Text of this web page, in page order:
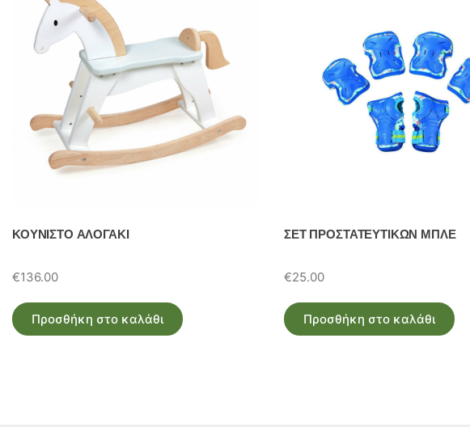
ΚΟΥΝΙΣΤΟ ΑΛΟΓΑΚΙ
€136.00
Προσθήκη στο καλάθι
ΣΕΤ ΠΡΟΣΤΑΤΕΥΤΙΚΩΝ ΜΠΛΕ
€25.00
Προσθήκη στο καλάθι